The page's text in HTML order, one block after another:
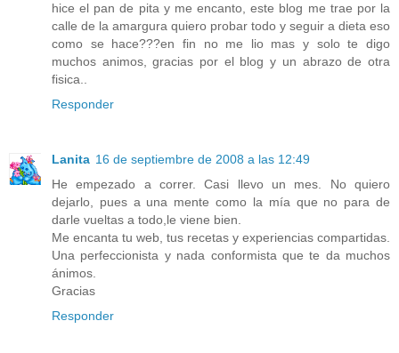
hice el pan de pita y me encanto, este blog me trae por la
calle de la amargura quiero probar todo y seguir a dieta eso
como se hace???en fin no me lio mas y solo te digo
muchos animos, gracias por el blog y un abrazo de otra
fisica..
Responder
Lanita 16 de septiembre de 2008 a las 12:49
He empezado a correr. Casi llevo un mes. No quiero
dejarlo, pues a una mente como la mía que no para de
darle vueltas a todo,le viene bien.
Me encanta tu web, tus recetas y experiencias compartidas.
Una perfeccionista y nada conformista que te da muchos
ánimos.
Gracias
Responder